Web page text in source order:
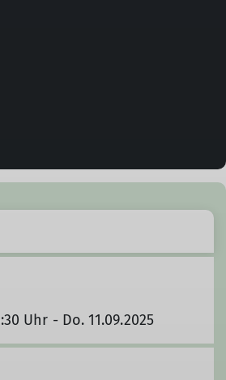
Uhr - Do. 11.09.2025